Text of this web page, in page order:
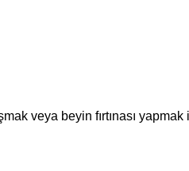
veya beyin fırtınası